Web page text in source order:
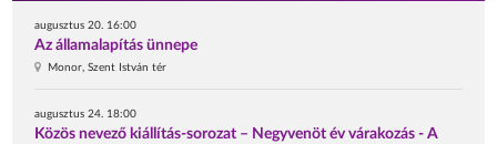
augusztus 20. 16:00
Az államalapítás ünnepe
Monor, Szent István tér
augusztus 24. 18:00
Közös nevező kiállítás-sorozat – Negyvenöt év várakozás - A